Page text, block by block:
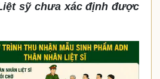
sỹ chưa xác định được